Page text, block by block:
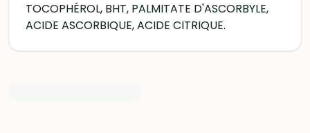
TOCOPHÉROL, BHT, PALMITATE D'ASCORBYLE,
ACIDE ASCORBIQUE, ACIDE CITRIQUE.